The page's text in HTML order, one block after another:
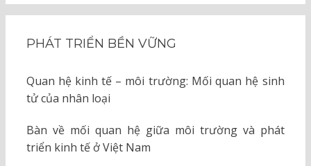
PHÁT TRIỂN BỀN VỮNG
Quan hệ kinh tế – môi trường: Mối quan hệ sinh
tử của nhân loại
Bàn về mối quan hệ giữa môi trường và phát
triển kinh tế ở Việt Nam